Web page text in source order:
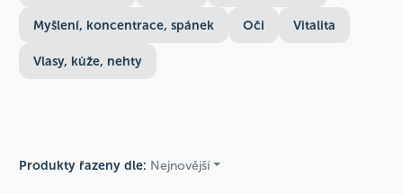
Myšlení, koncentrace, spánek Oči Vitalita
Vlasy, kůže, nehty
Produkty řazeny dle: Nejnovější